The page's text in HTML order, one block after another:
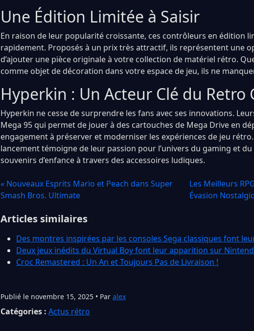
Une Édition Limitée à Saisir
En raison de leur popularité croissante, ces contrôleurs en édition
rapidement. Proposés à un prix très attractif, ils représentent une
d’ajouter une pièce originale à votre collection de matériel rétro.
comme objet de décoration dans votre espace de jeu, ils ne
Hyperkin : Un Acteur Clé du Retro
Hyperkin ne cesse de surprendre les fans avec ses innovations.
Mega 95 qui permet de jouer à des cartouches de Mega Drive en
engagement à préserver et moderniser les expériences de jeu
lancement témoigne de leur passion pour l’univers du gaming et
souvenirs d’enfance à travers des accessoires ludiques.
« Nouveaux Esprits Mario et Peach dans Super
Smash Bros. Ultimate
Les Meilleurs
Évasion
Articles similaires
Des montres inspirées par les consoles Sega classiques font
Deux jeux inédits du Virtual Boy font leur apparition sur
Croc Remastered : Un An et Toujours Pas de Livraison !
Publié le novembre 15, 2025 • Par alex
Catégories : Actus rétro